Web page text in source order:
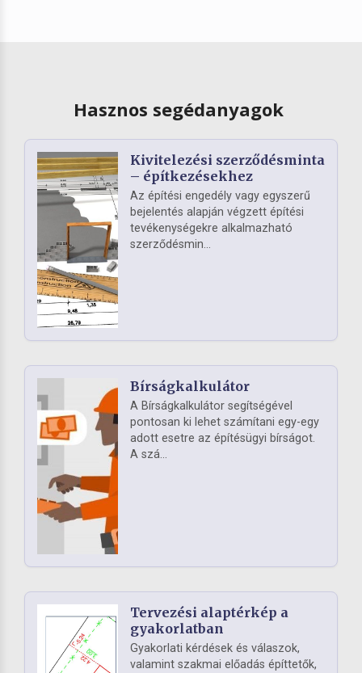
Hasznos segédanyagok
Kivitelezési szerződésminta
– építkezésekhez
Az építési engedély vagy egyszerű
bejelentés alapján végzett építési
tevékenységekre alkalmazható
szerződésmin...
Bírságkalkulátor
A Bírságkalkulátor segítségével
pontosan ki lehet számítani egy-egy
adott esetre az építésügyi bírságot.
A szá...
Tervezési alaptérkép a
gyakorlatban
Gyakorlati kérdések és válaszok,
valamint szakmai előadás építtetők,